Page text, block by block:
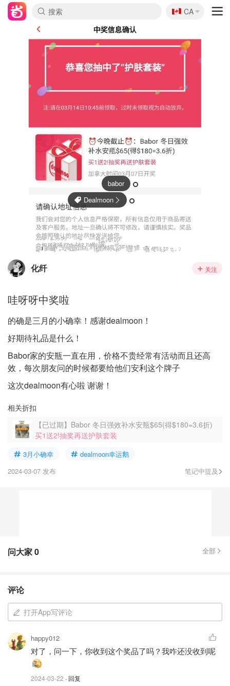
🇨🇦
CA
babor
Dealmoon
化纤 关注
哇呀呀中奖啦
的确是三月的小确幸！感谢dealmoon！
好期待礼品是什么！
Babor家的安瓶一直在用，价格不贵经常有活动而且还高
效，每次朋友问的时候都要给他们安利这个牌子
这次dealmoon有心啦 谢谢！
相关折扣
【已过期】Babor 冬日强效补水安瓶$65(得$180=3.6折)
买1送2!抽奖再送护肤套装
3月小确幸
dealmoon幸运鹅
2024-03-07 发布
笔记中提及
问大家0 全部
评论
打开App写评论
happy012
对了，问一下，你收到这个奖品了吗？我咋还没收到呢
2024-03-22 · 回复